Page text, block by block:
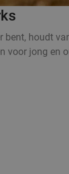
bent, houdt
voor jong en